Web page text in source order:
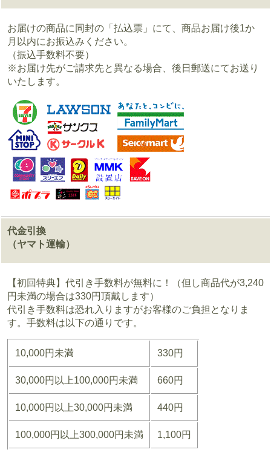
お届けの商品に同封の「払込票」にて、商品お届け後1か
月以内にお振込みください。
（振込手数料不要）
※お届け先がご請求先と異なる場合、後日郵送にてお送り
いたします。
代金引換
（ヤマト運輸）
【初回特典】代引き手数料が無料に！（但し商品代が3,240
円未満の場合は330円頂戴します）
代引き手数料は恐れ入りますがお客様のご負担となりま
す。手数料は以下の通りです。
10,000円未満 330円
30,000円以上100,000円未満 660円
10,000円以上30,000円未満 440円
100,000円以上300,000円未満 1,100円